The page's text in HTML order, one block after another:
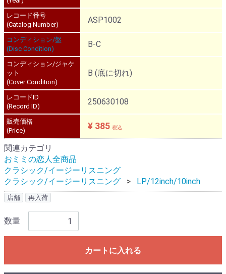
レコード番号
(Catalog Number)
ASP1002
コンディション/盤
(Disc Condition)
B-C
コンディション/ジャケ
ット
(Cover Condition)
B (底に切れ)
レコードID
(Record ID)
250630108
販売価格
(Price)
¥ 385 税込
関連カテゴリ
おミミの恋人全商品
クラシック/イージーリスニング
クラシック/イージーリスニング
LP/12inch/10inch
店舗 再入荷
数量
カートに入れる